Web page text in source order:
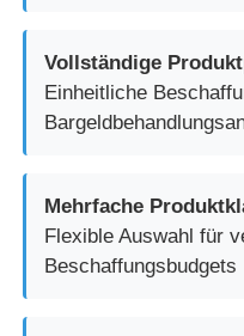
Vollständige
Einheitliche
Mehrfache
Flexible Auswahl für
Beschaffungsbudgets